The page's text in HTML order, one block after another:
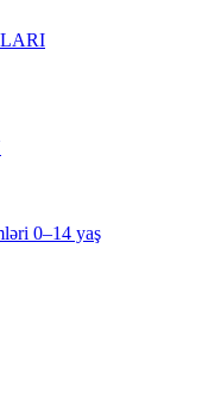
0–14 yaş